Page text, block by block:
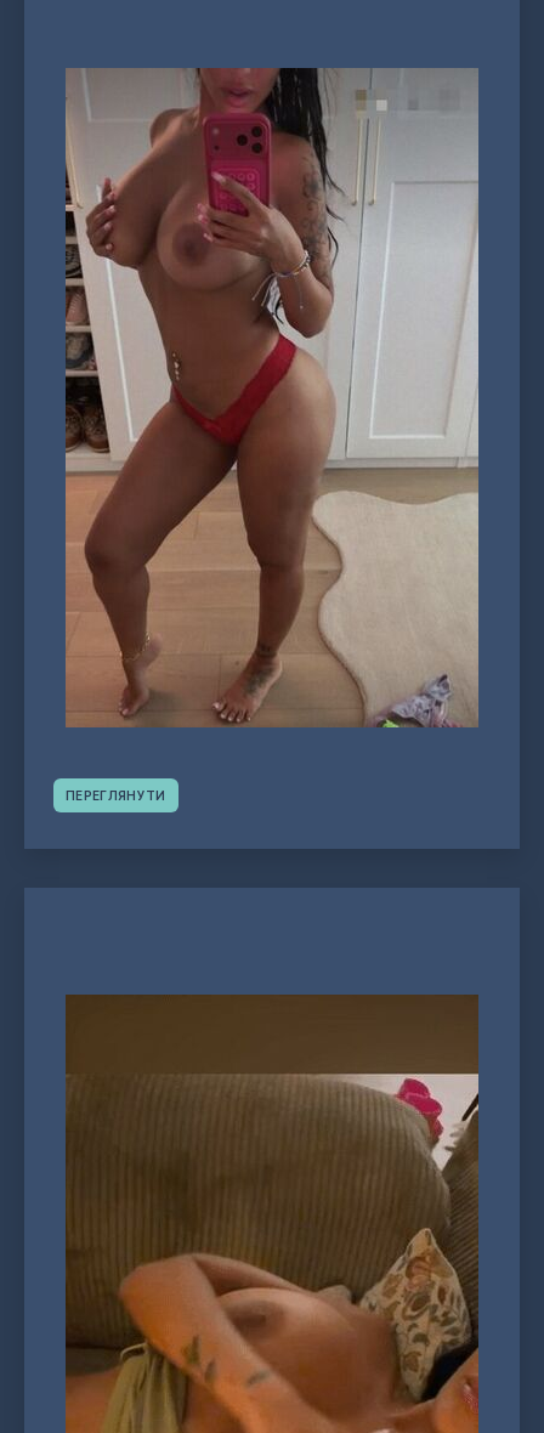
ПЕРЕГЛЯНУТИ